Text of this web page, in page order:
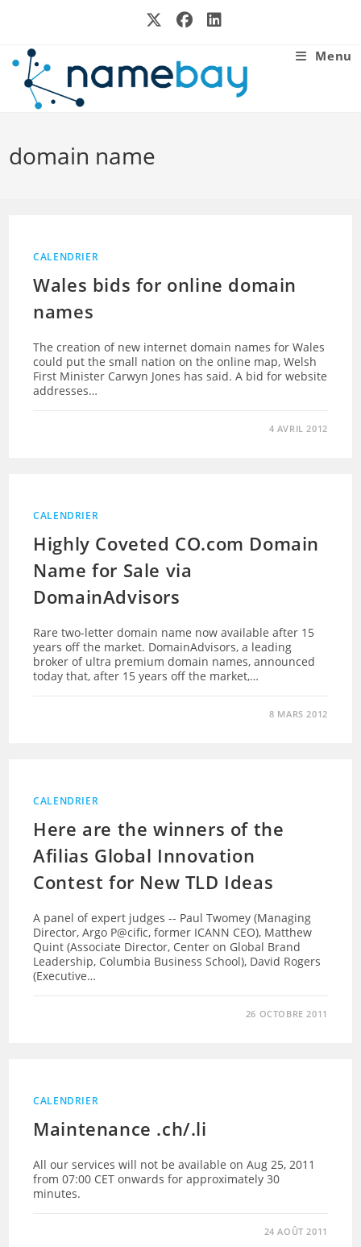
Menu
domain name
CALENDRIER
Wales bids for online domain
names
The creation of new internet domain names for Wales
could put the small nation on the online map, Welsh
First Minister Carwyn Jones has said. A bid for website
addresses…
4 AVRIL 2012
CALENDRIER
Highly Coveted CO.com Domain
Name for Sale via
DomainAdvisors
Rare two-letter domain name now available after 15
years off the market. DomainAdvisors, a leading
broker of ultra premium domain names, announced
today that, after 15 years off the market,…
8 MARS 2012
CALENDRIER
Here are the winners of the
Afilias Global Innovation
Contest for New TLD Ideas
A panel of expert judges -- Paul Twomey (Managing
Director, Argo P@cific, former ICANN CEO), Matthew
Quint (Associate Director, Center on Global Brand
Leadership, Columbia Business School), David Rogers
(Executive…
26 OCTOBRE 2011
CALENDRIER
Maintenance .ch/.li
All our services will not be available on Aug 25, 2011
from 07:00 CET onwards for approximately 30
minutes.
24 AOÛT 2011